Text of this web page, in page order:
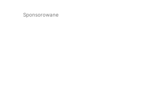
Sponsorowane